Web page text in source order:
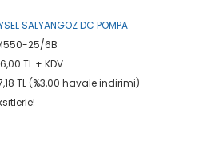
SALYANGOZ DC POMPA
25/6B
TL + KDV
TL (%3,00 havale indirimi)